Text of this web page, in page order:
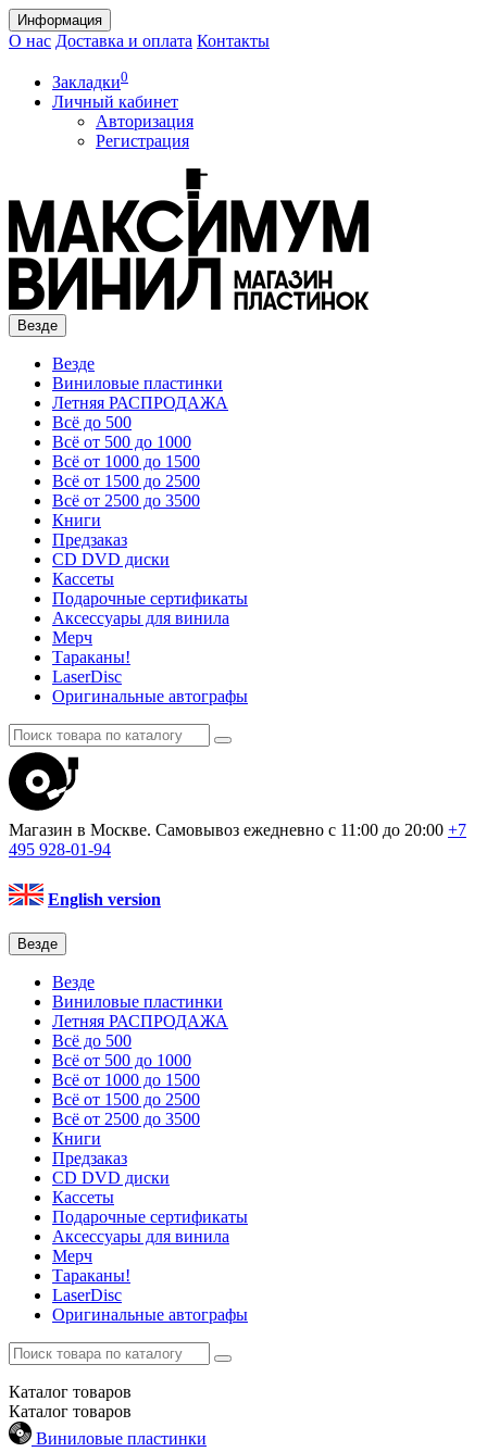
Информация
О нас Доставка и оплата Контакты
Закладки0
Личный кабинет
Авторизация
Регистрация
Везде
Везде
Виниловые пластинки
Летняя РАСПРОДАЖА
Всё до 500
Всё от 500 до 1000
Всё от 1000 до 1500
Всё от 1500 до 2500
Всё от 2500 до 3500
Книги
Предзаказ
CD DVD диски
Кассеты
Подарочные сертификаты
Аксессуары для винила
Мерч
Тараканы!
LaserDisc
Оригинальные автографы
Магазин в Москве. Самовывоз ежедневно с 11:00 до 20:00 +7
495 928-01-94
English version
Везде
Везде
Виниловые пластинки
Летняя РАСПРОДАЖА
Всё до 500
Всё от 500 до 1000
Всё от 1000 до 1500
Всё от 1500 до 2500
Всё от 2500 до 3500
Книги
Предзаказ
CD DVD диски
Кассеты
Подарочные сертификаты
Аксессуары для винила
Мерч
Тараканы!
LaserDisc
Оригинальные автографы
Каталог товаров
Каталог товаров
Виниловые пластинки